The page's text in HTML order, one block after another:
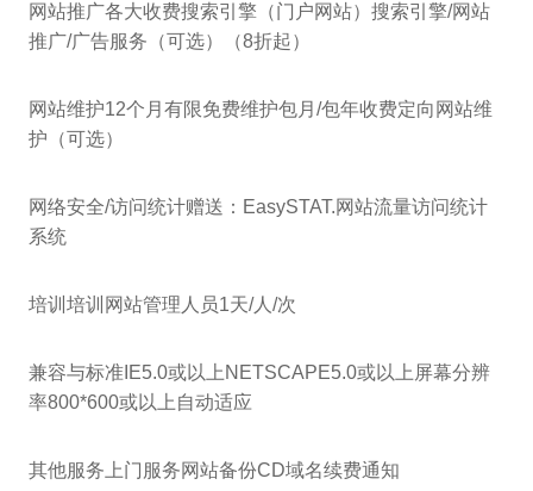
网站推广各大收费搜索引擎（门户网站）搜索引擎/网站
推广/广告服务（可选）（8折起）
网站维护12个月有限免费维护包月/包年收费定向网站维
护（可选）
网络安全/访问统计赠送：EasySTAT.网站流量访问统计
系统
培训培训网站管理人员1天/人/次
兼容与标准IE5.0或以上NETSCAPE5.0或以上屏幕分辨
率800*600或以上自动适应
其他服务上门服务网站备份CD域名续费通知